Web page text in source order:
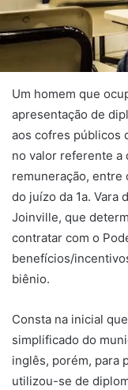
Um homem que
apresentação de
aos cofres públicos
no valor referente a
remuneração, entre
do juízo da 1a. Vara
Joinville, que
contratar com o
benefícios/
biênio.
Consta na inicial
simplificado do
inglês, porém, para
utilizou-se de